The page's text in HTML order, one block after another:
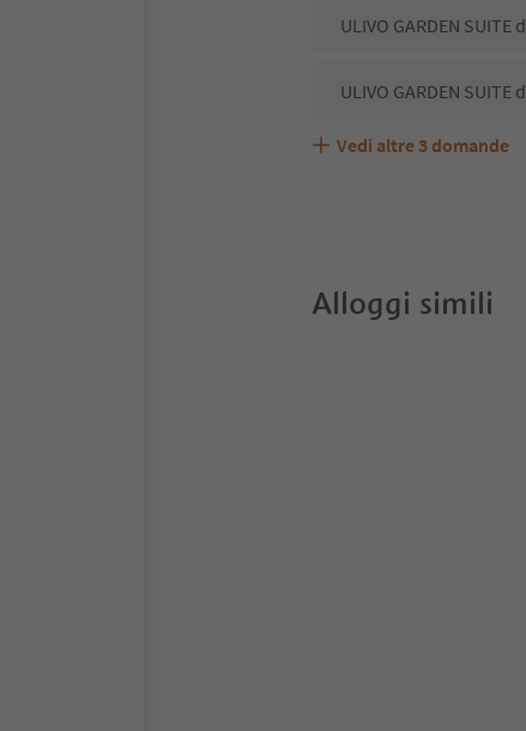
ULIVO GARDEN
ULIVO GARDEN
ULIVO GARDEN SUITE
Quali servizi/attività
Gli ospiti di ULIVO
Vedi altre 3 domande
Alloggi simili